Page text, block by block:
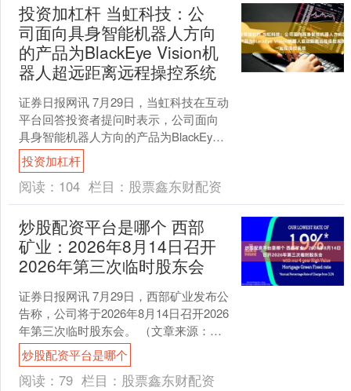
投资加杠杆 当虹科技：公
司面向具身智能机器人方向
的产品为BlackEye Vision机
器人超远距离远程操控系统
证券日报网讯 7月29日，当虹科技在互动
平台回答投资者提问时表示，公司面向
具身智能机器人方向的产品为BlackEye
Vision机器人超远距离远程操控系统，
该....
投资加杠杆
阅读： 104 栏目： 股票鑫东财配资
炒股配资平台是哪个 西部
矿业：2026年8月14日召开
2026年第三次临时股东会
证券日报网讯 7月29日，西部矿业发布公
告称，公司将于2026年8月14日召开2026
年第三次临时股东会。 （文章来源：证
券日报）炒股配资平台是哪个 海量资
讯、....
炒股配资平台是哪个
阅读： 79 栏目： 股票鑫东财配资